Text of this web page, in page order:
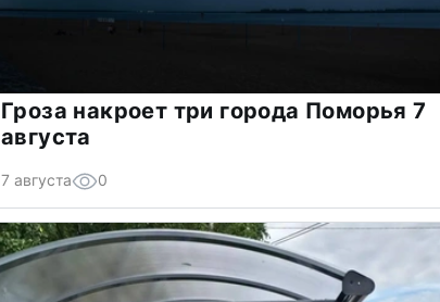
Гроза накроет три города Поморья 7
августа
7 августа 0